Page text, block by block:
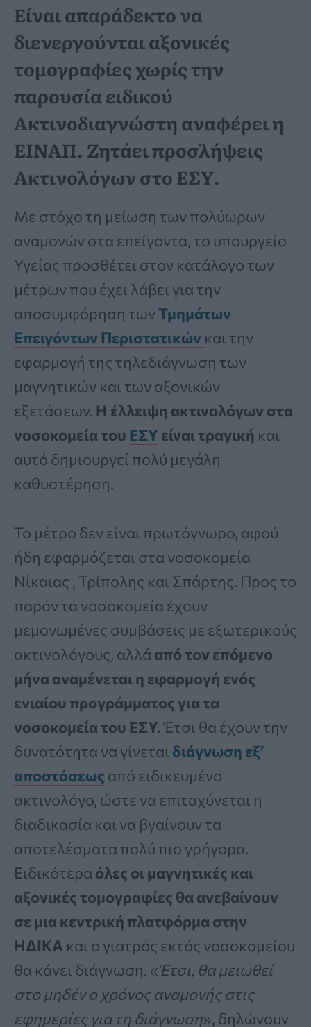
Είναι απαράδεκτο να
διενεργούνται αξονικές
τομογραφίες χωρίς την
παρουσία ειδικού
Ακτινοδιαγνώστη αναφέρει η
ΕΙΝΑΠ. Ζητάει προσλήψεις
Ακτινολόγων στο ΕΣΥ.
Με στόχο τη μείωση των πολύωρων
αναμονών στα επείγοντα, το υπουργείο
Υγείας προσθέτει στον κατάλογο των
μέτρων που έχει λάβει για την
αποσυμφόρηση τωνΤμημάτων
Επειγόντων Περιστατικών και την
εφαρμογή της τηλεδιάγνωση των
μαγνητικών και των αξονικών
εξετάσεων. Η έλλειψη ακτινολόγων στα
νοσοκομεία του ΕΣΥ είναι τραγική και
αυτό δημιουργεί πολύ μεγάλη
καθυστέρηση.
Το μέτρο δεν είναι πρωτόγνωρο, αφού
ήδη εφαρμόζεται στα νοσοκομεία
Νίκαιας , Τρίπολης και Σπάρτης. Προς το
παρόν τα νοσοκομεία έχουν
μεμονωμένες συμβάσεις με εξωτερικούς
ακτινολόγους, αλλά από τον επόμενο
μήνα αναμένεται η εφαρμογή ενός
ενιαίου προγράμματος για τα
νοσοκομεία του ΕΣΥ.Έτσι θα έχουν την
δυνατότητα να γίνεται διάγνωση εξ’
αποστάσεως από ειδικευμένο
ακτινολόγο, ώστε να επιταχύνεται η
διαδικασία και να βγαίνουν τα
αποτελέσματα πολύ πιο γρήγορα.
Ειδικότερα όλες οι μαγνητικές και
αξονικές τομογραφίες θα ανεβαίνουν
σε μια κεντρική πλατφόρμα στην
ΗΔΙΚΑ και ο γιατρός εκτός νοσοκομείου
θα κάνει διάγνωση. «Έτσι, θα μειωθεί
στο μηδέν ο χρόνος αναμονής στις
εφημερίες για τη διάγνωση», δηλώνουν